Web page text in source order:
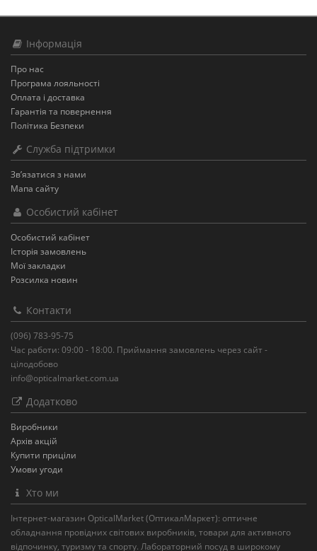
Інформація
Про нас
Програма лояльності
Оплата і доставка
Гарантія та повернення
Політика Безпеки
Служба підтримки
Зв’язатися з нами
Мапа сайту
Особистий кабінет
Особистий кабінет
Історія замовлень
Мої закладки
Розсилка новин
Контакти
(096) 783-95-75
Час работи: 09:00 - 18:00. Приймання замовлень через сайт -
цілодобово
info@opticalmarket.com.ua
Додатково
Виробники
Архів акцій
Купити приціли
Умови угоди
Хто ми
Інтернет-магазин OpticalMarket (ОптикалМаркет): оптичне
обладнання провідних світових виробників, товари для активного
відпочинку, туризму та спорту. Лабораторний посуд в широкому